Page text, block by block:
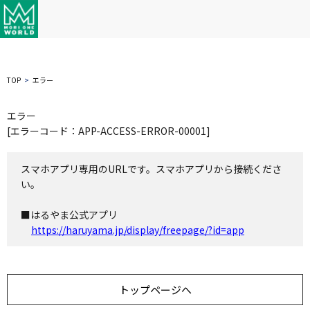
TOP エラー
エラー
[エラーコード：APP-ACCESS-ERROR-00001]
スマホアプリ専用のURLです。スマホアプリから接続くださ
い。
■はるやま公式アプリ
https://haruyama.jp/display/freepage/?id=app
トップページへ